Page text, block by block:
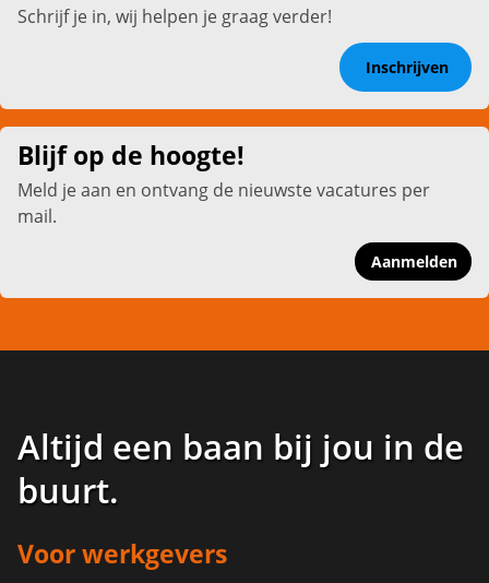
Schrijf je in, wij helpen je graag verder!
Inschrijven
Blijf op de hoogte!
Meld je aan en ontvang de nieuwste vacatures per
mail.
Aanmelden
Altijd een baan bij jou in de
buurt.
Voor werkgevers